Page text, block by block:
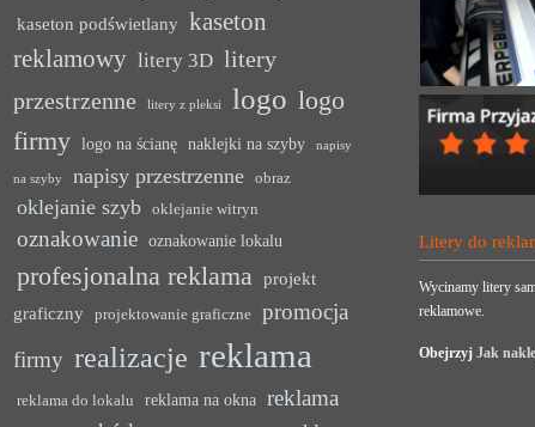
kaseton podświetlany kaseton
reklamowy litery 3D litery
przestrzenne
litery z pleksi logo logo
firmy
logo na ścianę naklejki na szyby napisy
na szyby napisy przestrzenne obraz
oklejanie szyb oklejanie witryn
oznakowanie oznakowanie lokalu
profesjonalna reklama projekt
graficzny
projektowanie graficzne
promocja
firmy realizacje reklama
reklama do lokalu reklama na okna
reklama
Litery do
Wycinamy litery
reklamowe.
ObejrzyjJak